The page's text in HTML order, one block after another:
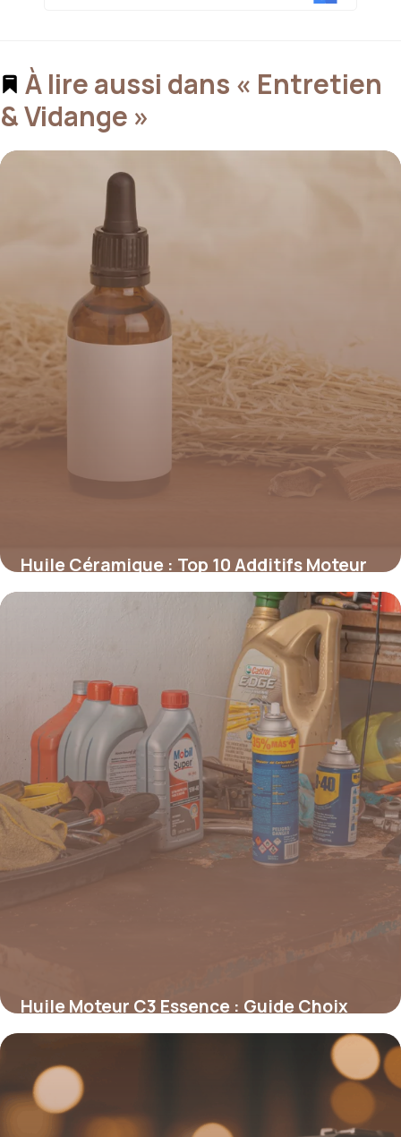
À lire aussi dans « Entretien
& Vidange »
Huile Céramique : Top 10 Additifs Moteur
2026
Huile Moteur C3 Essence : Guide Choix
2026
16 mai 2026